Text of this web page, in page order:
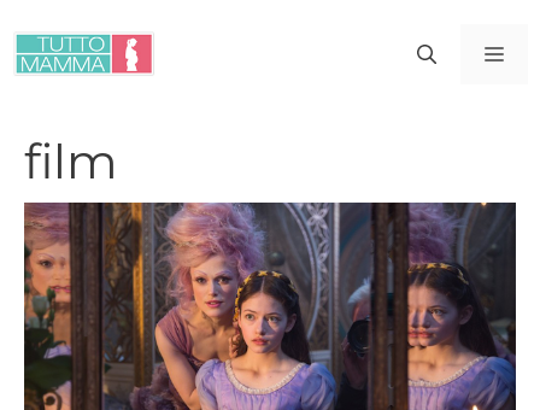
contenuto
film